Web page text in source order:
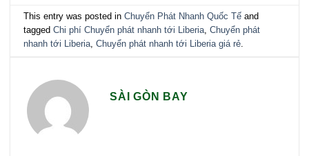
This entry was posted inChuyển Phát Nhanh Quốc Tế and
taggedChi phí Chuyển phát nhanh tới Liberia,Chuyển phát
nhanh tới Liberia,Chuyển phát nhanh tới Liberia giá rẻ.
SÀI GÒN BAY